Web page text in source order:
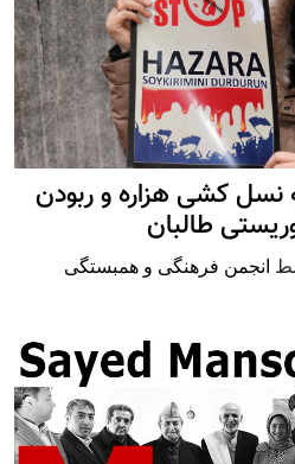
نسل کشی هزاره و ربودن
طالبان
انجمن فرهنگی و همبستگی